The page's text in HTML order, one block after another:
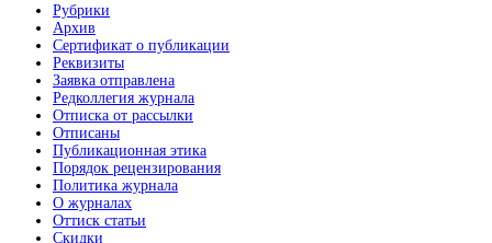
Рубрики
Архив
Сертификат о публикации
Реквизиты
Заявка отправлена
Редколлегия журнала
Отписка от рассылки
Отписаны
Публикационная этика
Порядок рецензирования
Политика журнала
О журналах
Оттиск статьи
Скидки